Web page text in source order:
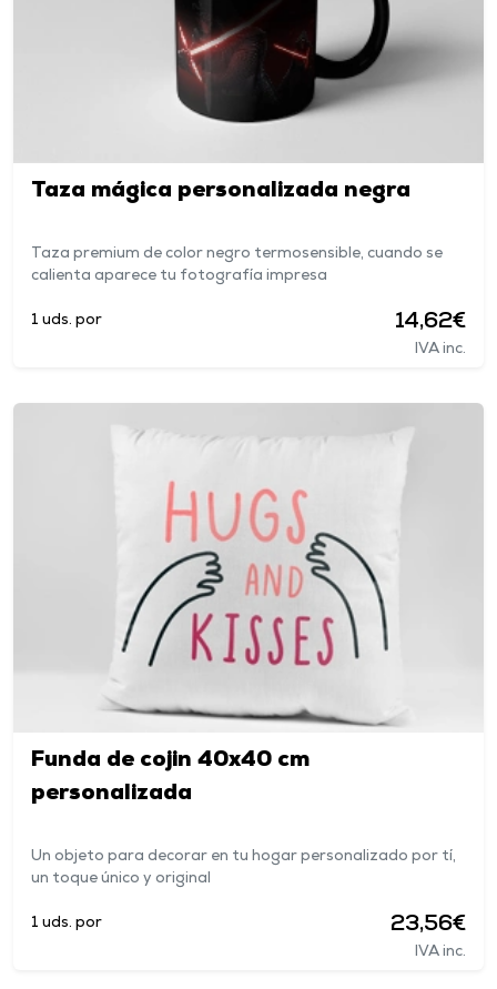
Taza mágica personalizada negra
Taza premium de color negro termosensible, cuando se
calienta aparece tu fotografía impresa
1 uds. por 14,62€
IVA inc.
Funda de cojin 40x40 cm
personalizada
Un objeto para decorar en tu hogar personalizado por tí,
un toque único y original
1 uds. por 23,56€
IVA inc.